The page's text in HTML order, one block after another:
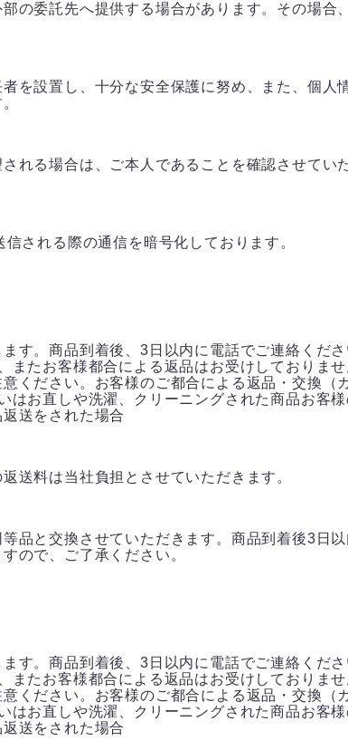
の委託先へ提供する場合があります。その場合
を設置し、十分な安全保護に努め、また、個人
れる場合は、ご本人であることを確認させてい
される際の通信を暗号化しております。
す。商品到着後、3日以内に電話でご連絡くだ
またお客様都合による返品はお受けしておりま
ください。お客様のご都合による返品・交換（
お直しや洗濯、クリーニングされた商品お客様
送をされた場合
送料は当社負担とさせていただきます。
品と交換させていただきます。商品到着後3日
ので、ご了承ください。
す。商品到着後、3日以内に電話でご連絡くだ
またお客様都合による返品はお受けしておりま
ください。お客様のご都合による返品・交換（
お直しや洗濯、クリーニングされた商品お客様
送をされた場合